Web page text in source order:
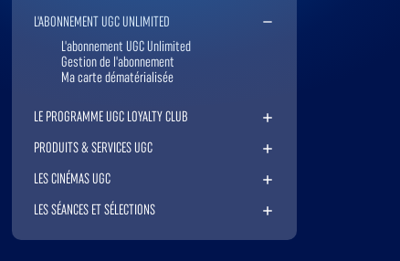
L'ABONNEMENT UGC UNLIMITED
L'abonnement UGC Unlimited
Gestion de l'abonnement
Ma carte dématérialisée
LE PROGRAMME UGC LOYALTY CLUB
PRODUITS & SERVICES UGC
LES CINÉMAS UGC
LES SÉANCES ET SÉLECTIONS